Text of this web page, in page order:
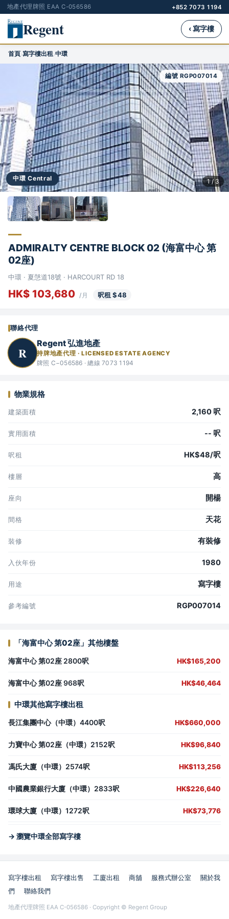
地產代理牌照 EAA C-056586 +852 7073 1194
Regent ‹ 寫字樓
首頁›寫字樓出租›中環
中環 Central
編號 RGP007014
1 / 3
ADMIRALTY CENTRE BLOCK 02 (海富中心 第
02座)
中環 · 夏愨道18號 · HARCOURT RD 18
HK$ 103,680 /月 呎租 $48
聯絡代理
R
Regent 弘進地產
持牌地產代理 · LICENSED ESTATE AGENCY
牌照 C−056586 · 總線 7073 1194
物業規格
建築面積 2,160 呎
實用面積 -- 呎
呎租 HK$48/呎
樓層 高
座向 開楊
間格 天花
裝修 有裝修
入伙年份 1980
用途 寫字樓
參考編號 RGP007014
「海富中心 第02座」其他樓盤
海富中心 第02座 2800呎 HK$165,200
海富中心 第02座 968呎 HK$46,464
中環其他寫字樓出租
長江集團中心（中環）4400呎 HK$660,000
力寶中心 第02座（中環）2152呎 HK$96,840
馮氏大廈（中環）2574呎 HK$113,256
中國農業銀行大廈（中環）2833呎 HK$226,640
環球大廈（中環）1272呎 HK$73,776
→ 瀏覽中環全部寫字樓
寫字樓出租 寫字樓出售 工廈出租 商舖 服務式辦公室
關於我
們
聯絡我們
地產代理牌照 EAA C-056586 · Copyright © Regent Group